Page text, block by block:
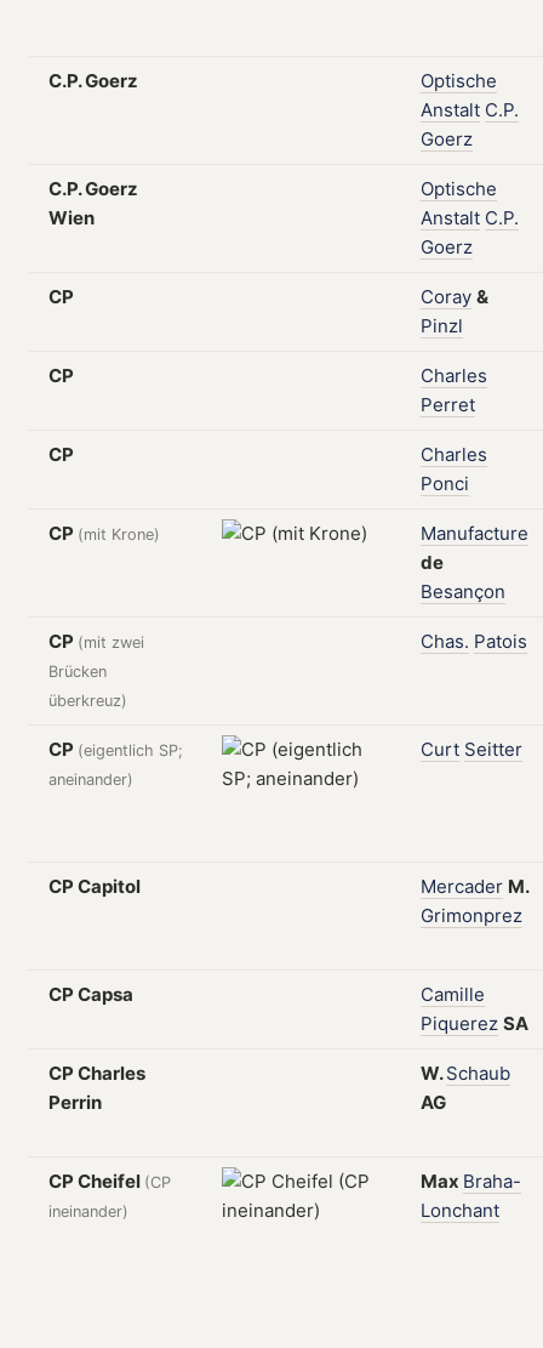
C.P. Goerz
Optische
Anstalt C.P.
Goerz
C.P. Goerz
Wien
Optische
Anstalt C.P.
Goerz
CP Coray &
Pinzl
CP
Charles
Perret
CP
Charles
Ponci
CP (mit Krone)
Manufacture
de
Besançon
CP (mit zwei
Brücken
überkreuz)
Chas. Patois
CP (eigentlich SP;
aneinander)
Curt Seitter
CP Capitol Mercader M.
Grimonprez
CP Capsa
Camille
Piquerez SA
CP Charles
Perrin
W.Schaub
AG
CP Cheifel (CP
ineinander)
Max Braha-
Lonchant